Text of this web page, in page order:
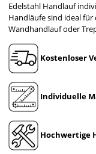
Edelstahl Handlauf
Handläufe sind ideal
Wandhandlauf oder
Kostenloser
Individuelle
Hochwertige